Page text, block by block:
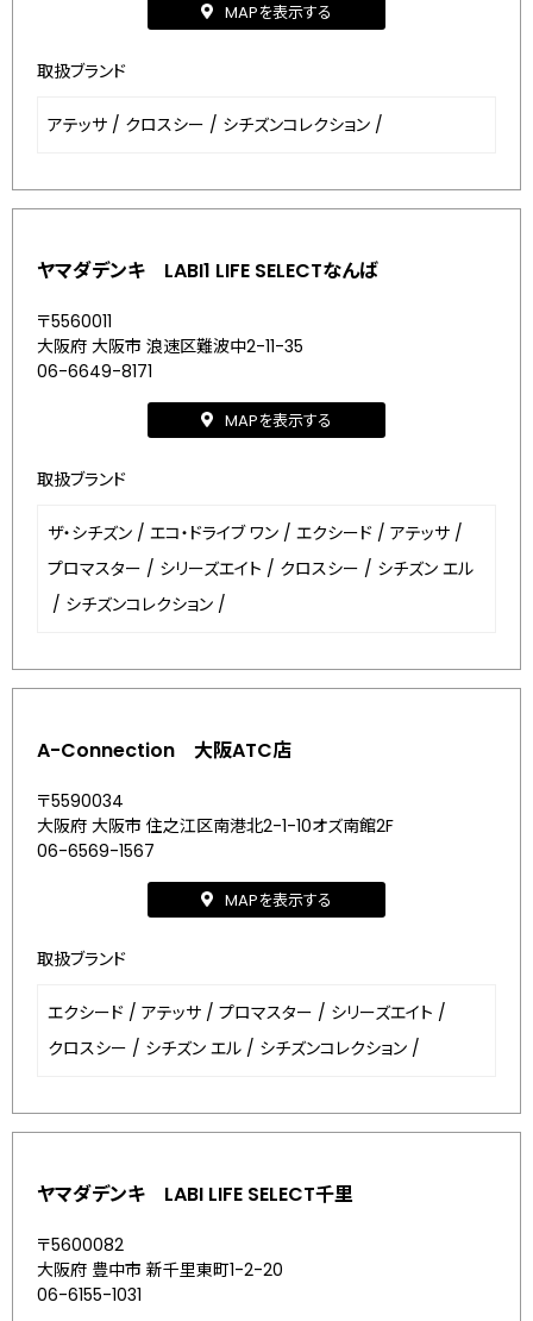
MAPを表示する
取扱ブランド
アテッサ / クロスシー / シチズンコレクション /
ヤマダデンキ LABI1 LIFE SELECTなんば
〒5560011
大阪府 大阪市 浪速区難波中2-11-35
06-6649-8171
MAPを表示する
取扱ブランド
ザ・シチズン / エコ・ドライブ ワン / エクシード / アテッサ /
プロマスター / シリーズエイト / クロスシー / シチズン エル
/ シチズンコレクション /
A-Connection 大阪ATC店
〒5590034
大阪府 大阪市 住之江区南港北2-1-10オズ南館2F
06-6569-1567
MAPを表示する
取扱ブランド
エクシード / アテッサ / プロマスター / シリーズエイト /
クロスシー / シチズン エル / シチズンコレクション /
ヤマダデンキ LABI LIFE SELECT千里
〒5600082
大阪府 豊中市 新千里東町1-2-20
06-6155-1031